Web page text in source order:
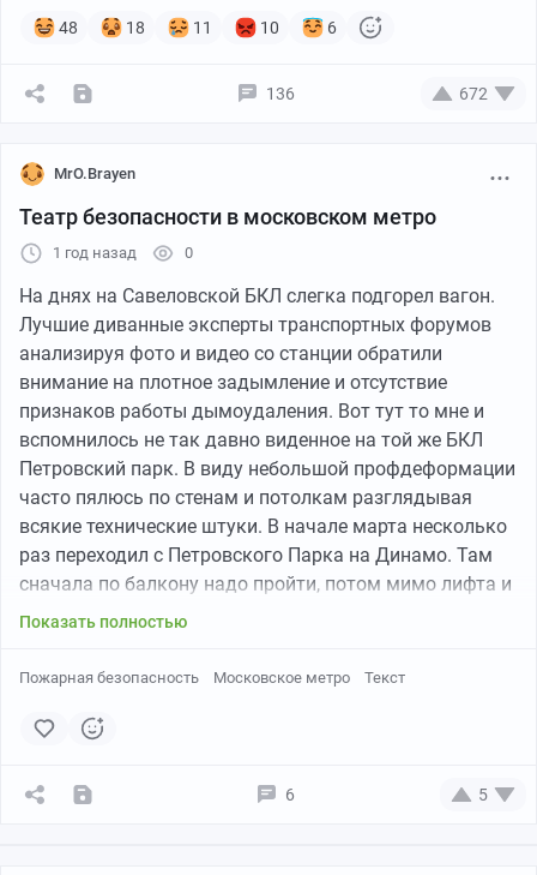
одного гипермаркета. Это прекрасно.
48 18 11 10 6
136 672
MrO.Brayen
Театр безопасности в московском метро
1 год назад 0
На днях на Савеловской БКЛ слегка подгорел вагон.
Лучшие диванные эксперты транспортных форумов
анализируя фото и видео со станции обратили
внимание на плотное задымление и отсутствие
признаков работы дымоудаления. Вот тут то мне и
вспомнилось не так давно виденное на той же БКЛ
Петровский парк. В виду небольшой профдеформации
часто пялюсь по стенам и потолкам разглядывая
всякие технические штуки. В начале марта несколько
раз переходил с Петровского Парка на Динамо. Там
сначала по балкону надо пройти, потом мимо лифта и
налево. Вот в районе "мимо лифта" сквозь реечный
нём живут дымовые пожарные извещатели, такие
обнаруживают. В дежурном режиме обычно лампочки
тогда, в начале марта индикаторы на двух датчиках в
Показать полностью
Пожарная безопасность Московское метро Текст
6 5